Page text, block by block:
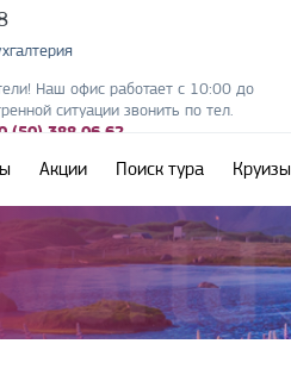
Наш офис работает с 10:00 до
ситуации звонить по тел.
(50) 388 06 62
Акции Поиск тура Круизы